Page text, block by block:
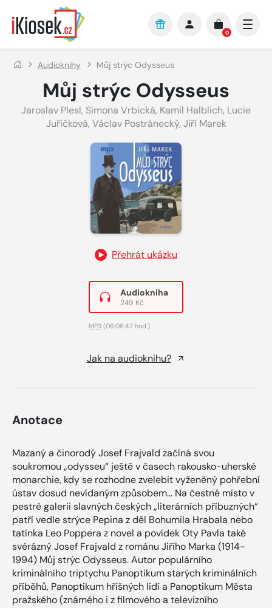
Přejít na hlavní obsah
0
Audioknihy Můj strýc Odysseus
Můj strýc Odysseus
Jaroslav Plesl, Simona Vrbická, Kamil Halblich, Lucie
Juřičková, Václav Postránecký, Jiří Marek
Přehrát ukázku
Audiokniha
249 Kč
MP3 (06:06:42 hod.)
Jak na audioknihu?
Anotace
Mazaný a činorodý Josef Frajvald začíná svou
soukromou „odysseu“ ještě v časech rakousko-uherské
monarchie, kdy se rozhodne zvelebit vyženěný pohřební
ústav dosud nevídaným způsobem… Na čestné místo v
pestré galerii slavných českých „literárních příbuzných“
patří vedle strýce Pepina z děl Bohumila Hrabala nebo
tatínka Leo Poppera z novel a povídek Oty Pavla také
svérázný Josef Frajvald z románu Jiřího Marka (1914-
1994) Můj strýc Odysseus. Autor populárního
kriminálního triptychu Panoptikum starých kriminálních
příběhů, Panoptikum hříšných lidí a Panoptikum Města
pražského (známého i z filmového a televizního